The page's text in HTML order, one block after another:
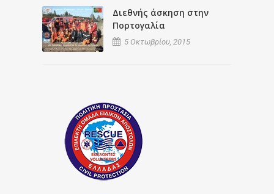
Διεθνής άσκηση στην
Πορτογαλία
5 Οκτωβρίου, 2015